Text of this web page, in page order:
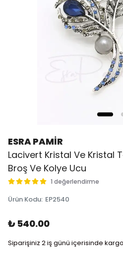
ESRA PAMİR
Lacivert Kristal Ve Kristal
Broş Ve Kolye Ucu
1 değerlendirme
Ürün Kodu: EP2540
₺ 540.00
Siparişiniz 2 iş günü içerisinde